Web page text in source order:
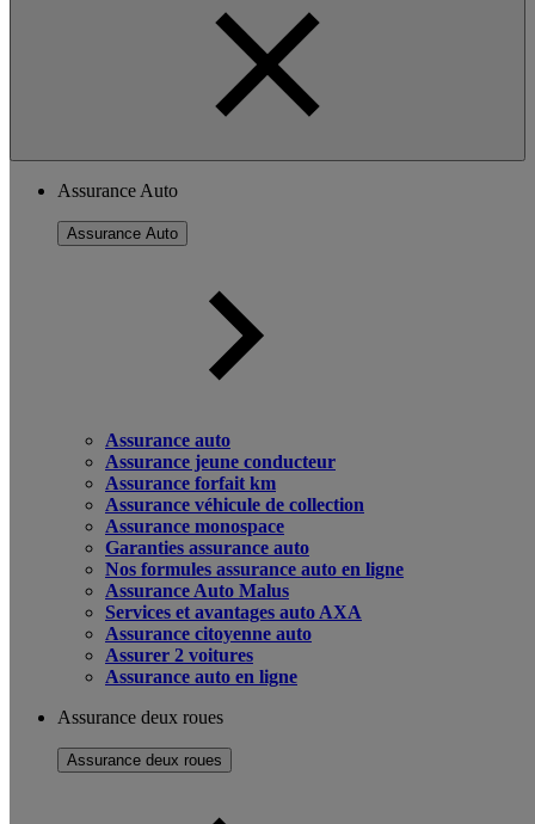
Assurance Auto
Assurance Auto
Assurance auto
Assurance jeune conducteur
Assurance forfait km
Assurance véhicule de collection
Assurance monospace
Garanties assurance auto
Nos formules assurance auto en ligne
Assurance Auto Malus
Services et avantages auto AXA
Assurance citoyenne auto
Assurer 2 voitures
Assurance auto en ligne
Assurance deux roues
Assurance deux roues